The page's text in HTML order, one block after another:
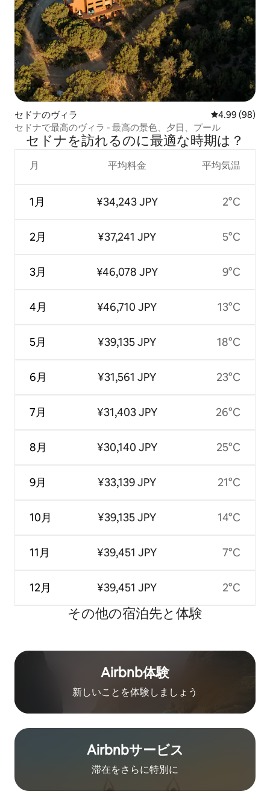
セドナのヴィラ レビュー98件
4.99 (98)
セドナで最高のヴィラ - 最高の景色、夕日、プール
セドナを訪⁠れ⁠るの⁠に最⁠適⁠な時⁠期⁠は⁠？
月
1月
2月
3月
4月
5月
6月
7月
8月
9月
10月
11月
12月
平均料金
¥34,243 JPY
¥37,241 JPY
¥46,078 JPY
¥46,710 JPY
¥39,135 JPY
¥31,561 JPY
¥31,403 JPY
¥30,140 JPY
¥33,139 JPY
¥39,135 JPY
¥39,451 JPY
¥39,451 JPY
平均気温
2°C
5°C
9°C
13°C
18°C
23°C
26°C
25°C
21°C
14°C
7°C
2°C
その他の宿⁠泊⁠先と体⁠験
Airbnb体験
新しいことを体験しましょう
Airbnb⁠サ⁠ー⁠ビ⁠ス
滞在をさ⁠ら⁠に特⁠別⁠に